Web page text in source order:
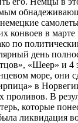
конвоев в
по
день
«Шеер» и 4
море, они
в
проливов. В
которые
ликвидация